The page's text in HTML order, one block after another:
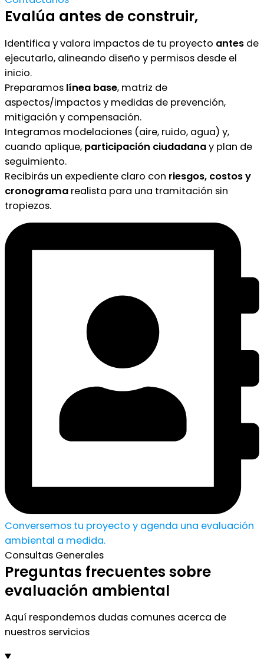
Evalúa antes de construir,
Identifica y valora impactos de tu proyecto antes de
ejecutarlo, alineando diseño y permisos desde el
inicio.
Preparamos línea base, matriz de
aspectos/impactos y medidas de prevención,
mitigación y compensación.
Integramos modelaciones (aire, ruido, agua) y,
cuando aplique, participación ciudadanay plan de
seguimiento.
Recibirás un expediente claro con riesgos, costos y
cronograma realista para una tramitación sin
tropiezos.
Conversemos tu proyecto y agenda una evaluación
ambiental a medida.
Consultas Generales
Preguntas frecuentes sobre
evaluación ambiental
Aquí respondemos dudas comunes acerca de
nuestros servicios